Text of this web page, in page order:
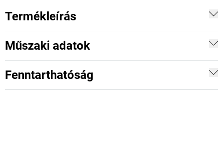
Termékleírás
Műszaki adatok
Fenntarthatóság